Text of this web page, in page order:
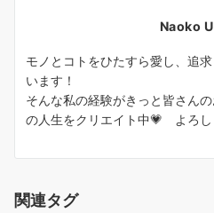
Naoko
モノとコトをひたすら愛し、追
います！
そんな私の経験がきっと皆さん
の人生をクリエイト中💗 よろし
関連タグ